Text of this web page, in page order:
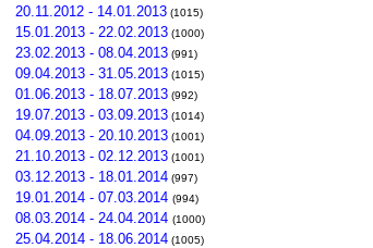
20.11.2012 - 14.01.2013 (1015)
15.01.2013 - 22.02.2013 (1000)
23.02.2013 - 08.04.2013 (991)
09.04.2013 - 31.05.2013 (1015)
01.06.2013 - 18.07.2013 (992)
19.07.2013 - 03.09.2013 (1014)
04.09.2013 - 20.10.2013 (1001)
21.10.2013 - 02.12.2013 (1001)
03.12.2013 - 18.01.2014 (997)
19.01.2014 - 07.03.2014 (994)
08.03.2014 - 24.04.2014 (1000)
25.04.2014 - 18.06.2014 (1005)